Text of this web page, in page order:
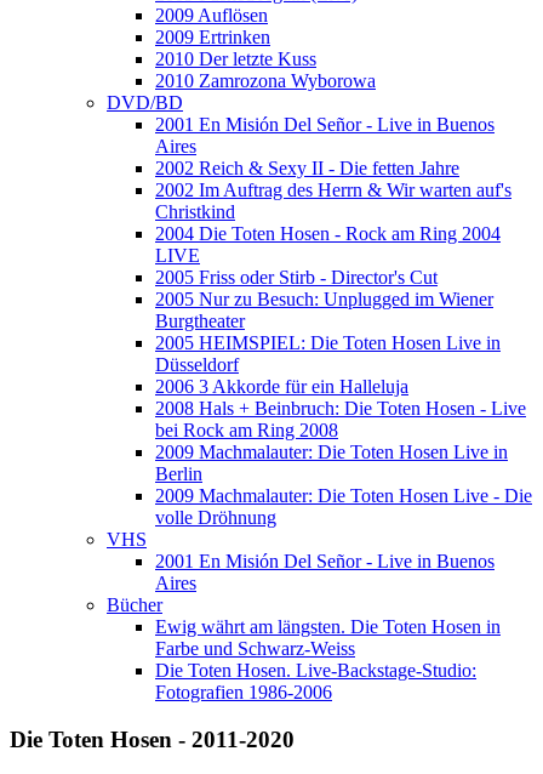
2009 Auflösen
2009 Ertrinken
2010 Der letzte Kuss
2010 Zamrozona Wyborowa
DVD/BD
2001 En Misión Del Señor - Live in Buenos
Aires
2002 Reich & Sexy II - Die fetten Jahre
2002 Im Auftrag des Herrn & Wir warten auf's
Christkind
2004 Die Toten Hosen - Rock am Ring 2004
LIVE
2005 Friss oder Stirb - Director's Cut
2005 Nur zu Besuch: Unplugged im Wiener
Burgtheater
2005 HEIMSPIEL: Die Toten Hosen Live in
Düsseldorf
2006 3 Akkorde für ein Halleluja
2008 Hals + Beinbruch: Die Toten Hosen - Live
bei Rock am Ring 2008
2009 Machmalauter: Die Toten Hosen Live in
Berlin
2009 Machmalauter: Die Toten Hosen Live - Die
volle Dröhnung
VHS
2001 En Misión Del Señor - Live in Buenos
Aires
Bücher
Ewig währt am längsten. Die Toten Hosen in
Farbe und Schwarz-Weiss
Die Toten Hosen. Live-Backstage-Studio:
Fotografien 1986-2006
Die Toten Hosen - 2011-2020